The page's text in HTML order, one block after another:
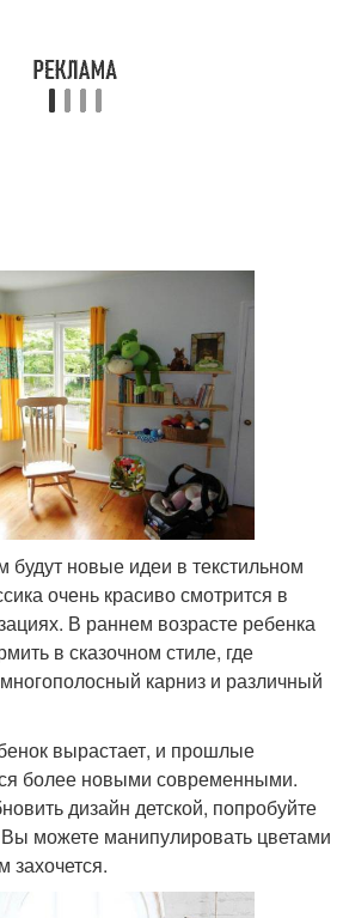
новые идеи в текстильном
очень красиво смотрится в
В раннем возрасте ребенка
в сказочном стиле, где
многополосный карниз и различный
вырастает, и прошлые
более новыми современными.
дизайн детской, попробуйте
Вы можете манипулировать цветами
захочется.